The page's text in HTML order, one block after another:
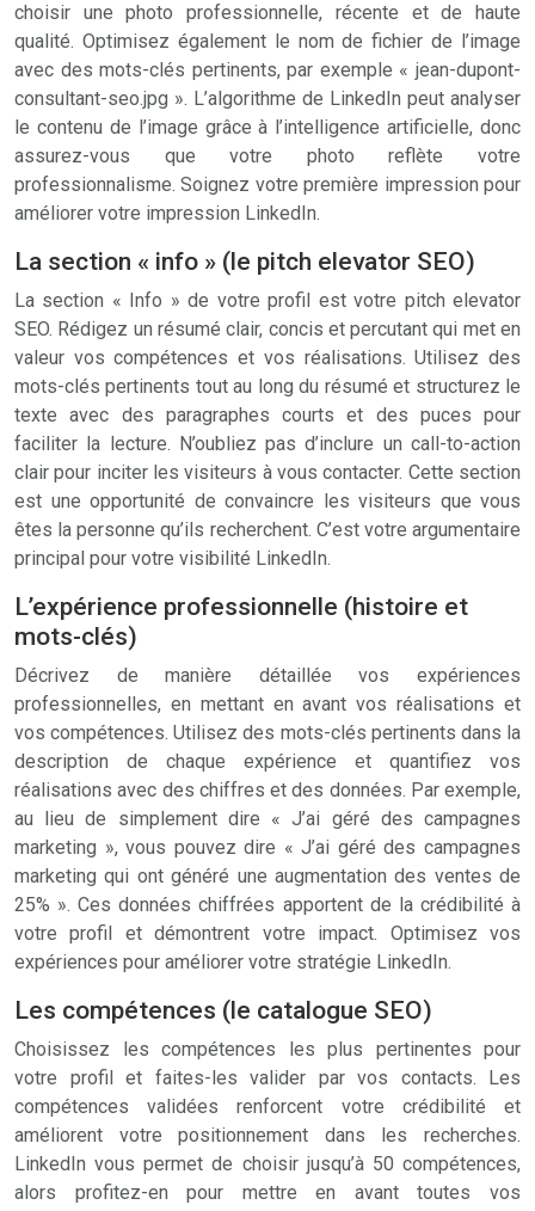
choisir une photo professionnelle, récente et de haute
qualité. Optimisez également le nom de fichier de l’image
avec des mots-clés pertinents, par exemple « jean-dupont-
consultant-seo.jpg ». L’algorithme de LinkedIn peut analyser
le contenu de l’image grâce à l’intelligence artificielle, donc
assurez-vous que votre photo reflète votre
professionnalisme. Soignez votre première impression pour
améliorer votre impression LinkedIn.
La section « info » (le pitch elevator SEO)
La section « Info » de votre profil est votre pitch elevator
SEO. Rédigez un résumé clair, concis et percutant qui met en
valeur vos compétences et vos réalisations. Utilisez des
mots-clés pertinents tout au long du résumé et structurez le
texte avec des paragraphes courts et des puces pour
faciliter la lecture. N’oubliez pas d’inclure un call-to-action
clair pour inciter les visiteurs à vous contacter. Cette section
est une opportunité de convaincre les visiteurs que vous
êtes la personne qu’ils recherchent. C’est votre argumentaire
principal pour votre visibilité LinkedIn.
L’expérience professionnelle (histoire et
mots-clés)
Décrivez de manière détaillée vos expériences
professionnelles, en mettant en avant vos réalisations et
vos compétences. Utilisez des mots-clés pertinents dans la
description de chaque expérience et quantifiez vos
réalisations avec des chiffres et des données. Par exemple,
au lieu de simplement dire « J’ai géré des campagnes
marketing », vous pouvez dire « J’ai géré des campagnes
marketing qui ont généré une augmentation des ventes de
25% ». Ces données chiffrées apportent de la crédibilité à
votre profil et démontrent votre impact. Optimisez vos
expériences pour améliorer votre stratégie LinkedIn.
Les compétences (le catalogue SEO)
Choisissez les compétences les plus pertinentes pour
votre profil et faites-les valider par vos contacts. Les
compétences validées renforcent votre crédibilité et
améliorent votre positionnement dans les recherches.
LinkedIn vous permet de choisir jusqu’à 50 compétences,
alors profitez-en pour mettre en avant toutes vos